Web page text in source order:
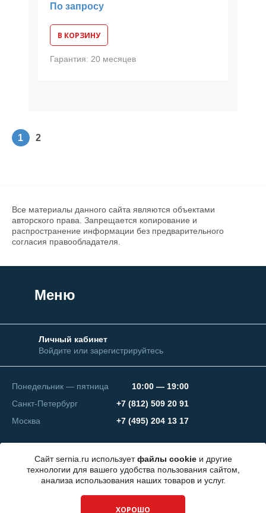
Сайт sernia.ru используетфайлы cookieи другие
технологии для вашего удобства пользования сайтом,
анализа использования наших товаров и услуг.
ХОРОШО
По запросу
В КОРЗИНУ
Гарантия: 20 месяцев
1 2
Все материалы данного сайта являются объектами
авторского права. Запрещается копирование и
распространение информации без предварительного
согласия правообладателя.
Меню
Личный кабинет
Войдите или зарегистрируйтесь
Понедельник — пятница
10:00 — 19:00
Санкт-Петербург
+7 (812) 509 20 91
Москва
+7 (495) 204 13 17